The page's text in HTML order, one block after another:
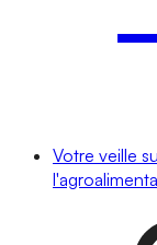
Votre veille